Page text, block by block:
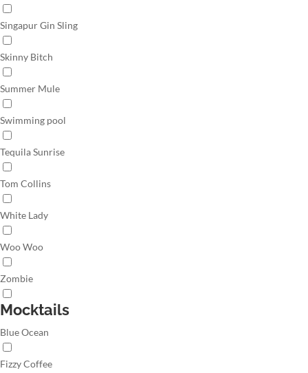
Singapur Gin Sling
Skinny Bitch
Summer Mule
Swimming pool
Tequila Sunrise
Tom Collins
White Lady
Woo Woo
Zombie
Mocktails
Blue Ocean
Fizzy Coffee